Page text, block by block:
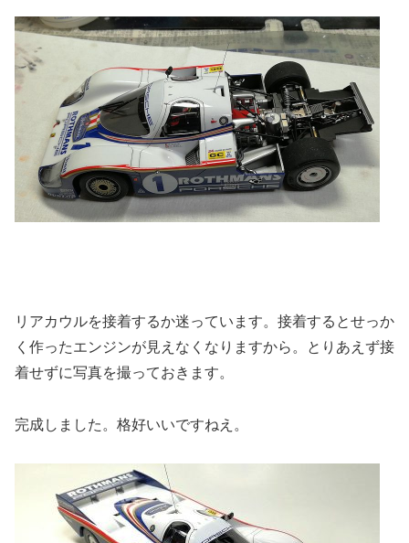
リアカウルを接着するか迷っています。接着するとせっか
く作ったエンジンが見えなくなりますから。とりあえず接
着せずに写真を撮っておきます。
完成しました。格好いいですねえ。